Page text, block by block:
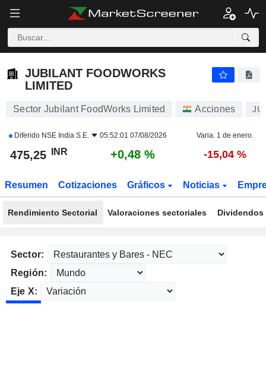
JUBILANT FOODWORKS
LIMITED
Sector Jubilant FoodWorks Limited Acciones
Diferido NSE India S.E. 05:52:01 07/08/2026 Varia. 1 de enero.
475,25 INR +0,48 % -15,04 %
Resumen Cotizaciones Gráficos Noticias
Rendimiento Sectorial Valoraciones sectoriales
Sector:
Región:
Eje X: